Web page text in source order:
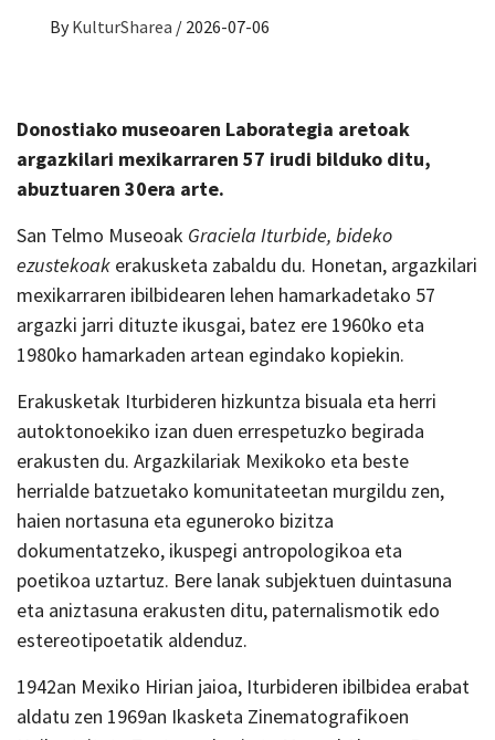
By KulturSharea / 2026-07-06
Donostiako museoaren Laborategia aretoak
argazkilari mexikarraren 57 irudi bilduko ditu,
abuztuaren 30era arte.
San Telmo Museoak Graciela Iturbide, bideko
ezustekoak erakusketa zabaldu du. Honetan, argazkilari
mexikarraren ibilbidearen lehen hamarkadetako 57
argazki jarri dituzte ikusgai, batez ere 1960ko eta
1980ko hamarkaden artean egindako kopiekin.
Erakusketak Iturbideren hizkuntza bisuala eta herri
autoktonoekiko izan duen errespetuzko begirada
erakusten du. Argazkilariak Mexikoko eta beste
herrialde batzuetako komunitateetan murgildu zen,
haien nortasuna eta eguneroko bizitza
dokumentatzeko, ikuspegi antropologikoa eta
poetikoa uztartuz. Bere lanak subjektuen duintasuna
eta aniztasuna erakusten ditu, paternalismotik edo
estereotipoetatik aldenduz.
1942an Mexiko Hirian jaioa, Iturbideren ibilbidea erabat
aldatu zen 1969an Ikasketa Zinematografikoen